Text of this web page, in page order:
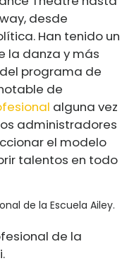
desde
Han tenido un
la danza y más
programa de
de
alguna vez
administradores
el modelo
talentos en todo
de la